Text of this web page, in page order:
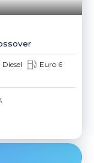
Diesel
Euro 6